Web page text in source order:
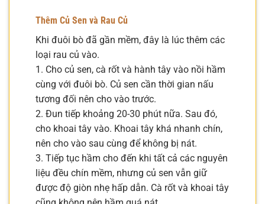
Thêm Củ Sen và Rau Củ
Khi đuôi bò đã gần mềm, đây là lúc thêm các
loại rau củ vào.
1. Cho củ sen, cà rốt và hành tây vào nồi hầm
cùng với đuôi bò. Củ sen cần thời gian nấu
tương đối nên cho vào trước.
2. Đun tiếp khoảng 20-30 phút nữa. Sau đó,
cho khoai tây vào. Khoai tây khá nhanh chín,
nên cho vào sau cùng để không bị nát.
3. Tiếp tục hầm cho đến khi tất cả các nguyên
liệu đều chín mềm, nhưng củ sen vẫn giữ
được độ giòn nhẹ hấp dẫn. Cà rốt và khoai tây